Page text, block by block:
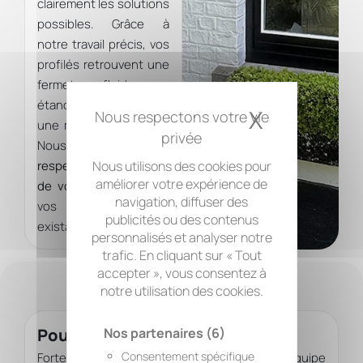
Nous utilisons des cookies pour
améliorer votre expérience de
navigation, diffuser des
publicités ou des contenus
personnalisés et analyser notre
trafic. En cliquant sur « Tout
accepter », vous consentez à
notre utilisation des cookies.
Nos partenaires (6)
Consentement spécifique
X
clairement les solutions
possibles. Grâce à
notre travail précis, vos
profilés retrouvent une
fermeture fluide, une
étanchéité correcte et
une meilleure isolation.
Nous avons à cœur de
respecter l’esthétique
de votre façadeet de
vos menuiseries
existantes.
Pourquoi faire appel à nous ?
Forte de plus de 10 ans d’expérience, notre équipe